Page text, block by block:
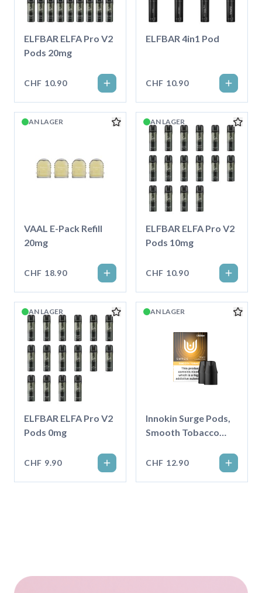
ELFBAR ELFA Pro V2
Pods 20mg
CHF 10.90
ELFBAR 4in1 Pod
CHF 10.90
AN LAGER
VAAL E-Pack Refill
20mg
CHF 18.90
AN LAGER
ELFBAR ELFA Pro V2
Pods 10mg
CHF 10.90
AN LAGER
ELFBAR ELFA Pro V2
Pods 0mg
CHF 9.90
AN LAGER
Innokin Surge Pods,
Smooth Tobacco
CHF 12.90